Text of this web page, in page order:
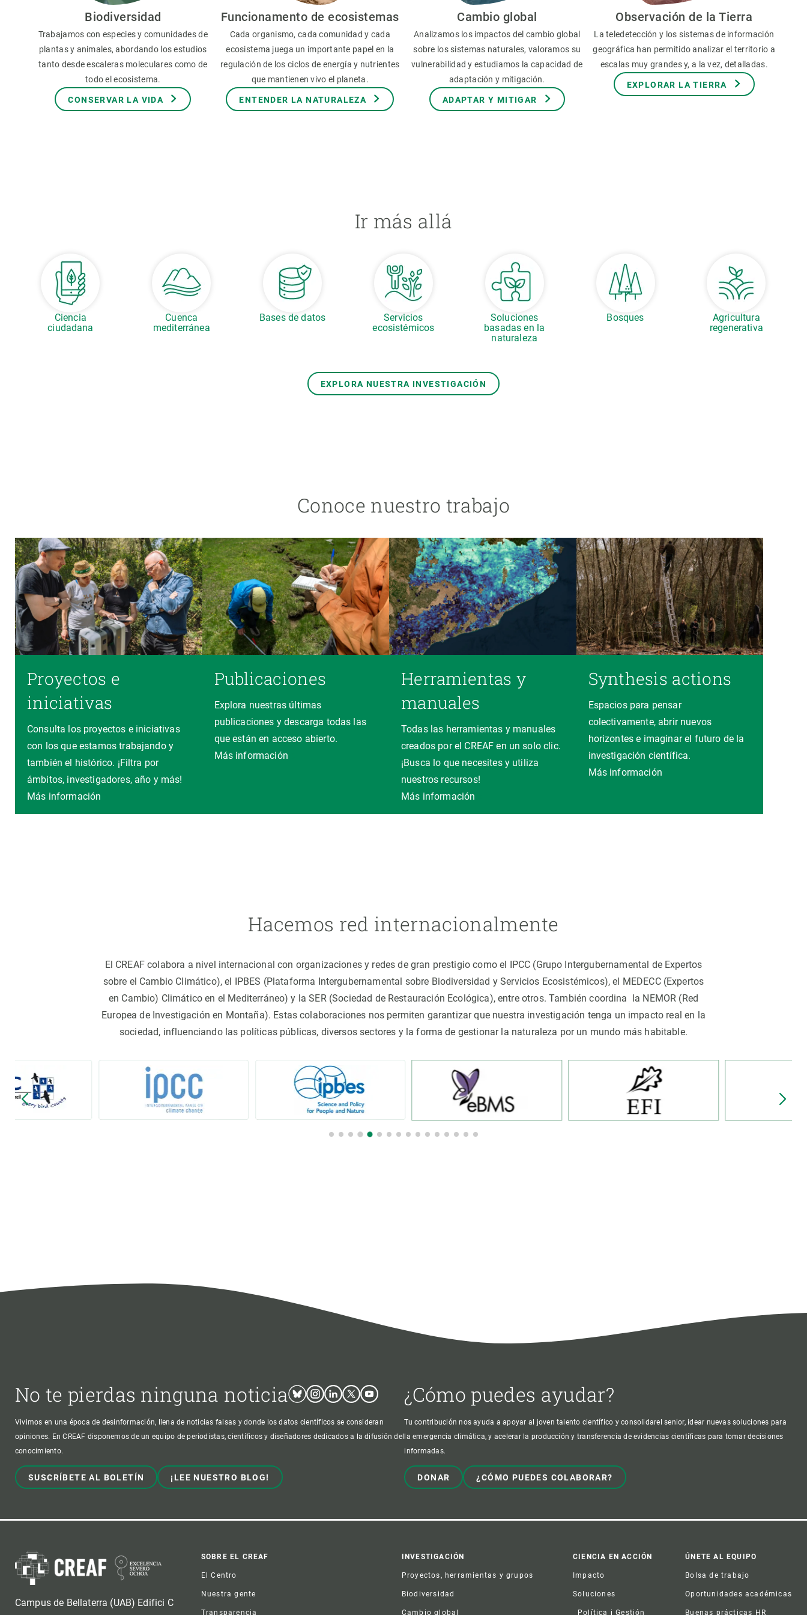
Biodiversidad
Trabajamos con especies y comunidades de
plantas y animales, abordando los estudios
tanto desde escaleras moleculares como de
todo el ecosistema.
CONSERVAR LA VIDA
Funcionamento de ecosistemas
Cada organismo, cada comunidad y cada
ecosistema juega un importante papel en la
regulación de los ciclos de energía y nutrientes
que mantienen vivo el planeta.
ENTENDER LA NATURALEZA
Cambio global
Analizamos los impactos del cambio global
sobre los sistemas naturales, valoramos su
vulnerabilidad y estudiamos la capacidad de
adaptación y mitigación.
ADAPTAR Y MITIGAR
Observación de la Tierra
La teledetección y los sistemas de información
geográfica han permitido analizar el territorio a
escalas muy grandes y, a la vez, detalladas.
EXPLORAR LA TIERRA
Ir más allá
Ciencia
ciudadana
Cuenca
mediterránea
Bases de datos
Servicios
ecosistémicos
Soluciones
basadas en la
naturaleza
Bosques
Agricultura
regenerativa
EXPLORA NUESTRA INVESTIGACIÓN
Conoce nuestro trabajo
Proyectos e
iniciativas
Consulta los proyectos e iniciativas
con los que estamos trabajando y
también el histórico. ¡Filtra por
ámbitos, investigadores, año y más!
Más información
Publicaciones
Explora nuestras últimas
publicaciones y descarga todas las
que están en acceso abierto.
Más información
Herramientas y
manuales
Todas las herramientas y manuales
creados por el CREAF en un solo clic.
¡Busca lo que necesites y utiliza
nuestros recursos!
Más información
Synthesis actions
Espacios para pensar
colectivamente, abrir nuevos
horizontes e imaginar el futuro de la
investigación científica.
Más información
Hacemos red internacionalmente
El CREAF colabora a nivel internacional con organizaciones y redes de gran prestigio como el IPCC (Grupo Intergubernamental de Expertos
sobre el Cambio Climático), el IPBES (Plataforma Intergubernamental sobre Biodiversidad y Servicios Ecosistémicos), el MEDECC (Expertos
en Cambio) Climático en el Mediterráneo) y la SER (Sociedad de Restauración Ecológica), entre otros. También coordina la NEMOR (Red
Europea de Investigación en Montaña). Estas colaboraciones nos permiten garantizar que nuestra investigación tenga un impacto real en la
sociedad, influenciando las políticas públicas, diversos sectores y la forma de gestionar la naturaleza por un mundo más habitable.
No te pierdas ninguna noticiaBlueskyInstagram
LinkedinTwitterYoutube
Vivimos en una época de desinformación, llena de noticias falsas y donde los datos científicos se consideran
opiniones. En CREAF disponemos de un equipo de periodistas, científicos y diseñadores dedicados a la difusión del
conocimiento.
SUSCRÍBETE AL BOLETÍN ¡LEE NUESTRO BLOG!
¿Cómo puedes ayudar?
Tu contribución nos ayuda a apoyar al joven talento científico y consolidarel senior, idear nuevas soluciones para
la emergencia climática, y acelerar la producción y transferencia de evidencias científicas para tomar decisiones
informadas.
DONAR ¿CÓMO PUEDES COLABORAR?
Campus de Bellaterra (UAB) Edifici C
Footer
SOBRE EL CREAF
El Centro
Nuestra gente
Transparencia
INVESTIGACIÓN
Proyectos, herramientas y grupos
Biodiversidad
Cambio global
CIENCIA EN ACCIÓN
Impacto
Soluciones
Política i Gestión
ÚNETE AL EQUIPO
Bolsa de trabajo
Oportunidades académicas
Buenas prácticas HR
Observación de la Tierra